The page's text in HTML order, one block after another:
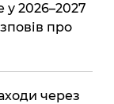
у 2026–2027
про
через